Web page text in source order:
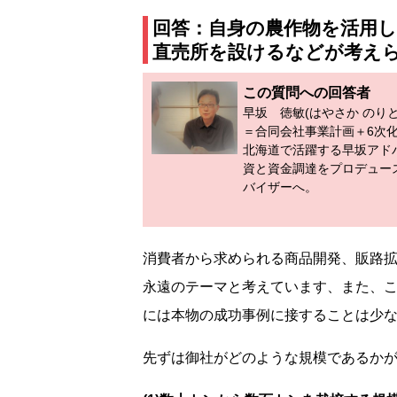
回答： 自身の農作物を活用
直売所を設けるなどが考え
この質問への回答者
早坂 徳敏(はやさか のり
＝合同会社事業計画＋6次
北海道で活躍する早坂ア
資と資金調達をプロデュ
バイザーへ。
消費者から求められる商品開発、販路
永遠のテーマと考えています、また、
には本物の成功事例に接することは少
先ずは御社がどのような規模であるか